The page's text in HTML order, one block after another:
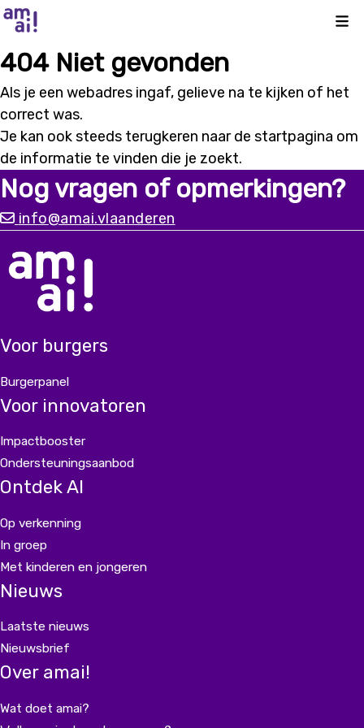
404 Niet gevonden
Als je een webadres ingaf, gelieve na te kijken of het
correct was.
Je kan ook steeds terugkeren naar de startpagina om
de informatie te vinden die je zoekt.
Nog vragen of opmerkingen?
info@amai.vlaanderen
Voor burgers
Burgerpanel
Voor innovatoren
Impactbooster
Ondersteuningsaanbod
Ontdek AI
Op verkenning
In groep
Met kinderen en jongeren
Nieuws
Laatste nieuws
Nieuwsbrief
Over amai!
Wat doet amai?